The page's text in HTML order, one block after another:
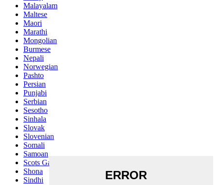
Malayalam
Maltese
Maori
Marathi
Mongolian
Burmese
Nepali
Norwegian
Pashto
Persian
Punjabi
Serbian
Sesotho
Sinhala
Slovak
Slovenian
Somali
Samoan
Scots Gaelic
Shona
Sindhi